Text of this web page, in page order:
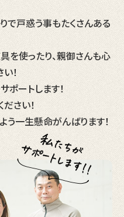
で戸惑う事もたくさんある
を使ったり、親御さんも心
！
ポートします！
さい！
一生懸命がんばります！